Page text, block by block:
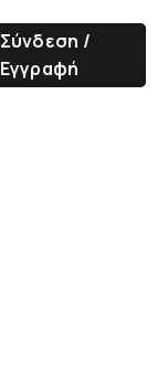
Σύνδεση /
Εγγραφή